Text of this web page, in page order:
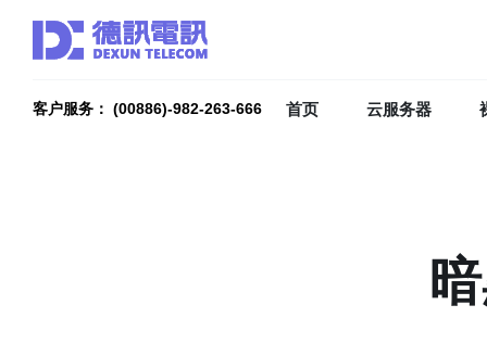
客户服务： (00886)-982-263-666 首页 云服务器